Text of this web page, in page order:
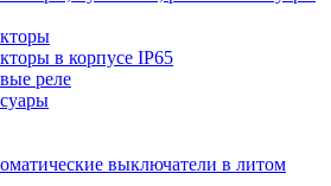
в корпусе IP65
реле
выключатели в литом